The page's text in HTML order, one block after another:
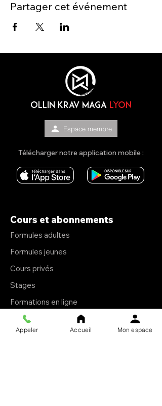
Partager cet événement
OLLIN KRAV MAGA lyon
Espace membre
Télécharger notre application mobile :
Cours et abonnements
Formules adultes
Formules jeunes
Cours privés
Stages
Formations en ligne
E-books
Livres brochés
Appeler Accueil Mon espace